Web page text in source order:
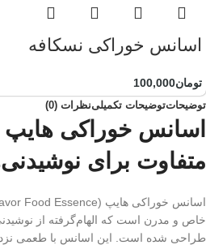
اسانس خوراکی نسکافه
تومان100,000
توضیحاتتوضیحات تکمیلینظرات (0)
اسانس خوراکی
متفاوت برای
خاص و مدرن است که الهام‌گرفته از
طراحی شده است. این اسانس با طعمی